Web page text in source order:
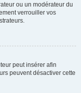
ou un modérateur du
verrouiller vos
peut insérer afin
peuvent désactiver cette